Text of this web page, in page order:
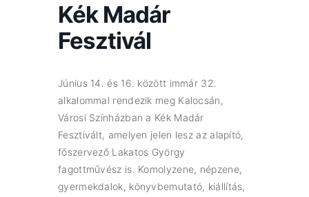
Kék Madár
Fesztivál
Június 14. és 16. között immár 32.
alkalommal rendezik meg Kalocsán,
Városi Színházban a Kék Madár
Fesztivált, amelyen jelen lesz az alapító,
főszervező Lakatos György
fagottművész is. Komolyzene, népzene,
gyermekdalok, könyvbemutató, kiállítás,